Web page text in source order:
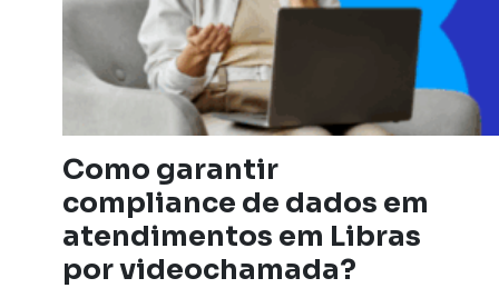
Como garantir
compliance de dados em
atendimentos em Libras
por videochamada?